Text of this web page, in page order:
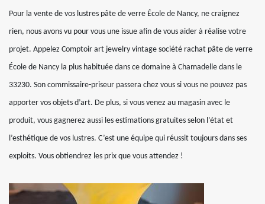
Pour la vente de vos lustres pâte de verre École de Nancy, ne craignez
rien, nous avons vu pour vous une issue afin de vous aider à réalise votre
projet. Appelez Comptoir art jewelry vintage société rachat pâte de verre
École de Nancy la plus habituée dans ce domaine à Chamadelle dans le
33230. Son commissaire-priseur passera chez vous si vous ne pouvez pas
apporter vos objets d’art. De plus, si vous venez au magasin avec le
produit, vous gagnerez aussi les estimations gratuites selon l’état et
l’esthétique de vos lustres. C’est une équipe qui réussit toujours dans ses
exploits. Vous obtiendrez les prix que vous attendez !